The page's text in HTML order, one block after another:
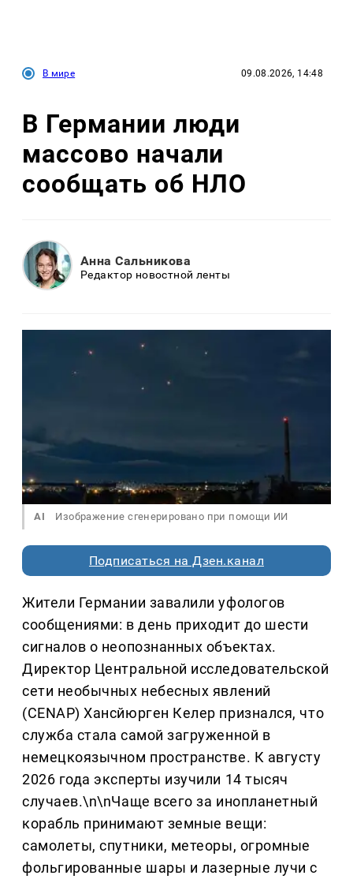
В мире 09.08.2026, 14:48
В Германии люди
массово начали
сообщать об НЛО
Анна Сальникова
Редактор новостной ленты
AI Изображение сгенерировано при помощи ИИ
Подписаться на Дзен.канал
Жители Германии завалили уфологов
сообщениями: в день приходит до шести
сигналов о неопознанных объектах.
Директор Центральной исследовательской
сети необычных небесных явлений
(CENAP) Хансйюрген Келер признался, что
служба стала самой загруженной в
немецкоязычном пространстве. К августу
2026 года эксперты изучили 14 тысяч
случаев.\n\nЧаще всего за инопланетный
корабль принимают земные вещи:
самолеты, спутники, метеоры, огромные
фольгированные шары и лазерные лучи с